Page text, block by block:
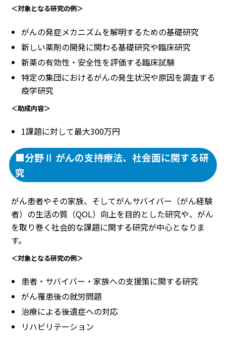
＜対象となる研究の例＞
がんの発症メカニズムを解明するための基礎研究
新しい薬剤の開発に関わる基礎研究や臨床研究
新薬の有効性・安全性を評価する臨床試験
特定の集団におけるがんの発生状況や原因を調査する
疫学研究
＜助成内容＞
1課題に対して最大300万円
■分野Ⅱ がんの支持療法、社会面に関する研
究
がん患者やその家族、そしてがんサバイバー（がん経験
者）の生活の質（QOL）向上を目的とした研究や、がん
を取り巻く社会的な課題に関する研究が中心となりま
す。
＜対象となる研究の例＞
患者・サバイバー・家族への支援策に関する研究
がん罹患後の就労問題
治療による後遺症への対応
リハビリテーション